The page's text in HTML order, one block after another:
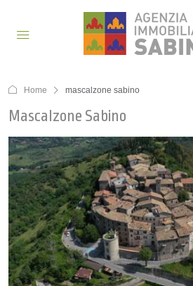
Home mascalzone sabino
Mascalzone Sabino